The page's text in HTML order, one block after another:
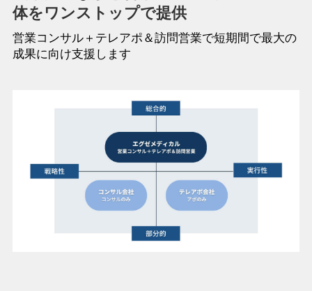
体をワンストップで提供
営業コンサル＋テレアポ＆訪問営業で短期間で最大の
成果に向け支援します